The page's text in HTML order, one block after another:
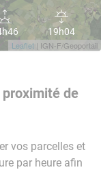
Leaflet | IGN-F/Geoportail
19h04
de
vos parcelles et
par heure afin